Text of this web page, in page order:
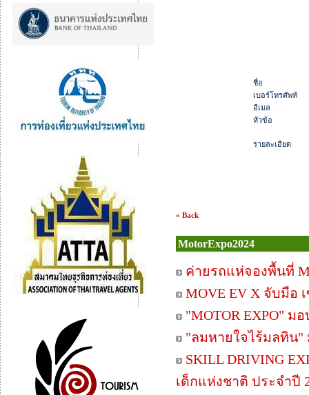
ชื่อ
เบอร์โทรศัพท์
อีเมล
หัวข้อ
รายละเอียด
« Back
MotorExpo2024
ค่ายรถแห่จองพื้นที่
MOVE EV X จับมือ
"MOTOR EXPO" ม
"ลมหายใจไร้มลทิน"
SKILL DRIVING
เด็กแห่งชาติ ประจำปี